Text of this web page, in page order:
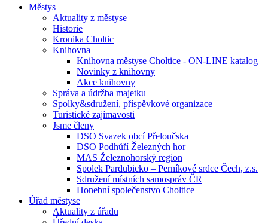
Městys
Aktuality z městyse
Historie
Kronika Choltic
Knihovna
Knihovna městyse Choltice - ON-LINE katalog
Novinky z knihovny
Akce knihovny
Správa a údržba majetku
Spolky&sdružení, příspěvkové organizace
Turistické zajímavosti
Jsme členy
DSO Svazek obcí Přeloučska
DSO Podhůří Železných hor
MAS Železnohorský region
Spolek Pardubicko – Perníkové srdce Čech, z.s.
Sdružení místních samospráv ČR
Honební společenstvo Choltice
Úřad městyse
Aktuality z úřadu